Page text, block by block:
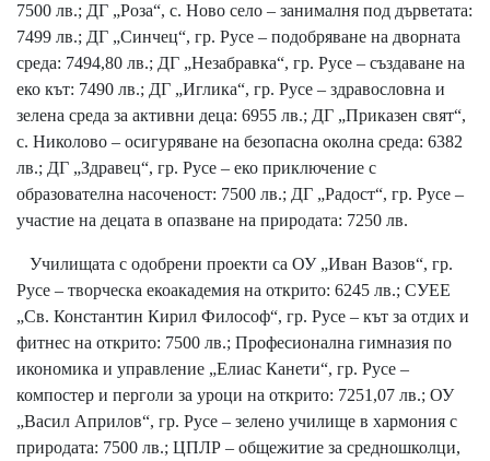
7500 лв.; ДГ „Роза“, с. Ново село – занималня под дърветата:
7499 лв.; ДГ „Синчец“, гр. Русе – подобряване на дворната
среда: 7494,80 лв.; ДГ „Незабравка“, гр. Русе – създаване на
еко кът: 7490 лв.; ДГ „Иглика“, гр. Русе – здравословна и
зелена среда за активни деца: 6955 лв.; ДГ „Приказен свят“,
с. Николово – осигуряване на безопасна околна среда: 6382
лв.; ДГ „Здравец“, гр. Русе – еко приключение с
образователна насоченост: 7500 лв.; ДГ „Радост“, гр. Русе –
участие на децата в опазване на природата: 7250 лв.
Училищата с одобрени проекти са ОУ „Иван Вазов“, гр.
Русе – творческа екоакадемия на открито: 6245 лв.; СУЕЕ
„Св. Константин Кирил Философ“, гр. Русе – кът за отдих и
фитнес на открито: 7500 лв.; Професионална гимназия по
икономика и управление „Елиас Канети“, гр. Русе –
компостер и перголи за уроци на открито: 7251,07 лв.; ОУ
„Васил Априлов“, гр. Русе – зелено училище в хармония с
природата: 7500 лв.; ЦПЛР – общежитие за средношколци,